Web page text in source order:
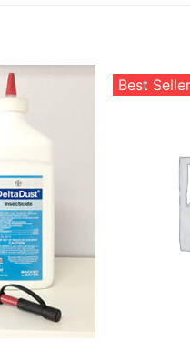
Best Seller